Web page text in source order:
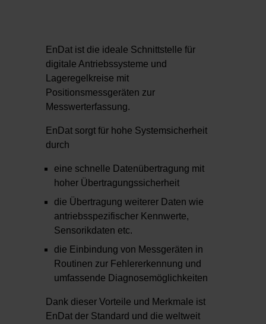
EnDat ist die ideale Schnittstelle für
digitale Antriebssysteme und
Lageregelkreise mit
Positionsmessgeräten zur
Messwerterfassung.
EnDat sorgt für hohe Systemsicherheit
durch
eine schnelle Datenübertragung mit
hoher Übertragungssicherheit
die Übertragung weiterer Daten wie
antriebsspezifischer Kennwerte,
Sensorikdaten etc.
die Einbindung von Messgeräten in
Routinen zur Fehlererkennung und
umfassende Diagnosemöglichkeiten
Dank dieser Vorteile und Merkmale ist
EnDat der Standard und die weltweit